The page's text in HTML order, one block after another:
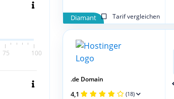
75 100
Diamant Tarif vergleichen
.de Domain
4,1 (18)